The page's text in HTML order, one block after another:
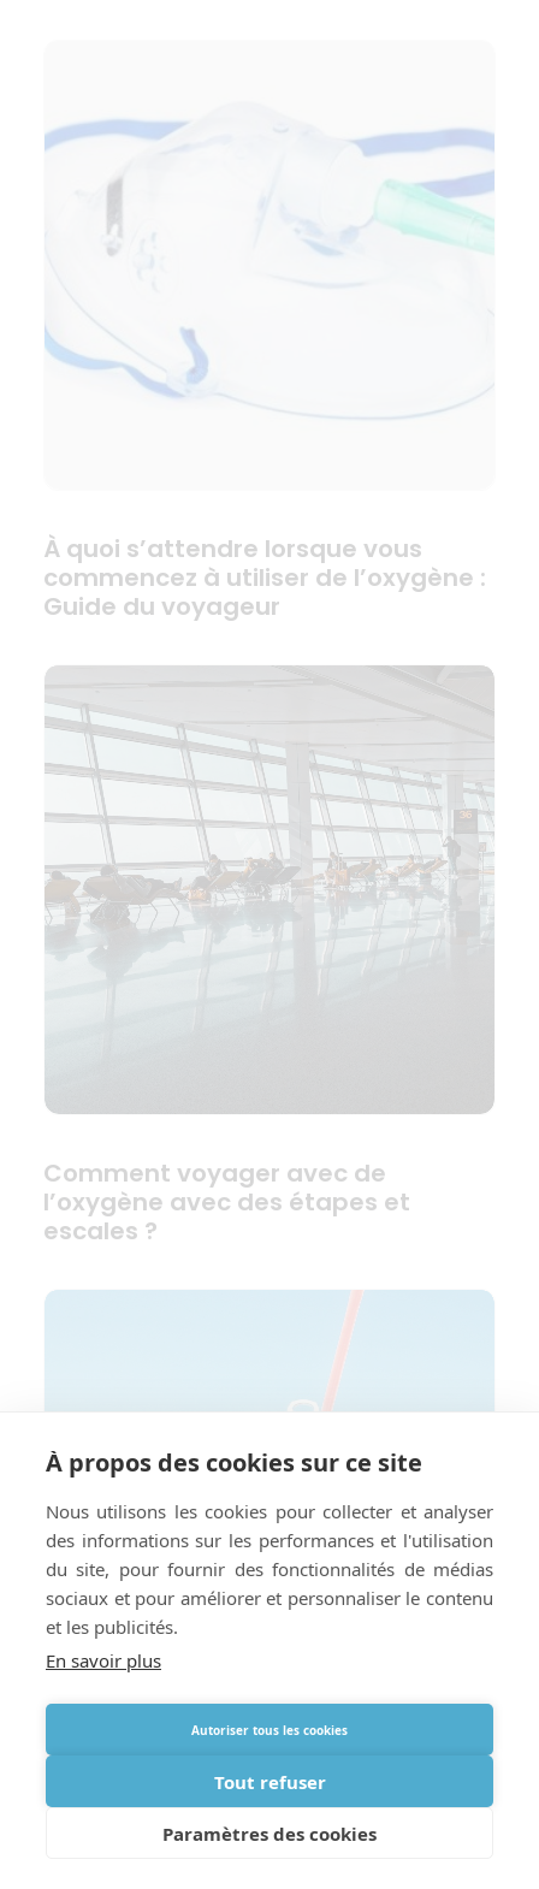
À quoi s’attendre lorsque vous
commencez à utiliser de l’oxygène :
Guide du voyageur
Comment voyager avec de
l’oxygène avec des étapes et
escales ?
Rester au frais : Conseils de voyage
estivaux pour les utilisateurs
À propos des cookies sur ce site
Nous utilisons les cookies pour collecter et analyser
des informations sur les performances et l'utilisation
du site, pour fournir des fonctionnalités de médias
sociaux et pour améliorer et personnaliser le contenu
et les publicités.
En savoir plus
Autoriser tous les cookies
Tout refuser
Paramètres des cookies